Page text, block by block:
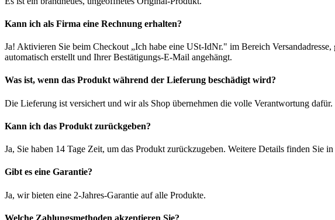
Kann ich als Firma eine Rechnung erhalten?
Ja! Aktivieren Sie beim Checkout „Ich habe eine USt-IdNr." im Bereich
automatisch erstellt und Ihrer Bestätigungs-E-Mail angehängt.
Was ist, wenn das Produkt während der Lieferung beschädigt wird?
Die Lieferung ist versichert und wir als Shop übernehmen die volle Verantwortung dafür.
Kann ich das Produkt zurückgeben?
Ja, Sie haben 14 Tage Zeit, um das Produkt zurückzugeben. Weitere Details finden Sie in
Gibt es eine Garantie?
Ja, wir bieten eine 2-Jahres-Garantie auf alle Produkte.
Welche Zahlungsmethoden akzeptieren Sie?